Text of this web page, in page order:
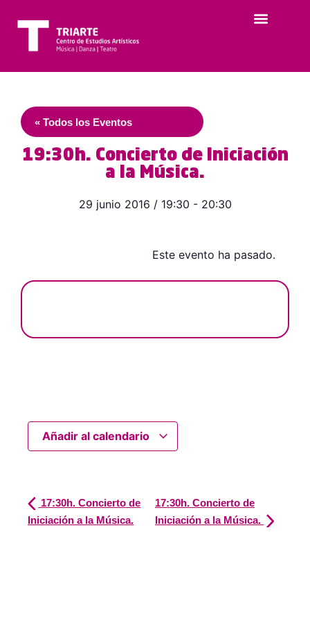
« Todos los Eventos
19:30h. Concierto de Iniciación
a la Música.
29 junio 2016 / 19:30 - 20:30
Este evento ha pasado.
Añadir al calendario
17:30h. Concierto de
Iniciación a la Música.
17:30h. Concierto de
Iniciación a la Música.